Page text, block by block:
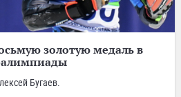
золотую медаль в
Бугаев.